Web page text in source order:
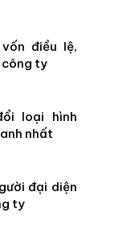
điều lệ,
ty
loại hình
nhất
đại diện
ty